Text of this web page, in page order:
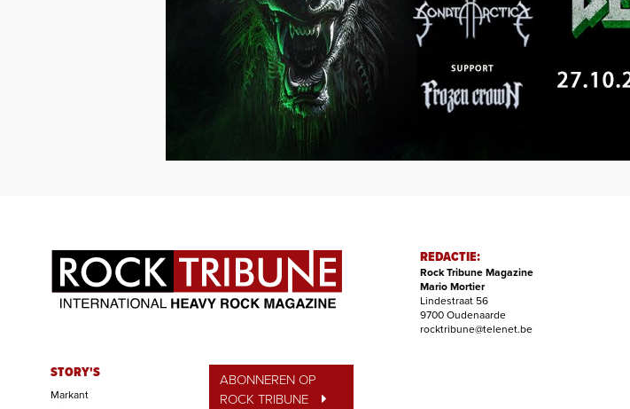
STORY'S
Markant
ABONNEREN OP
ROCK TRIBUNE
REDACTIE:
Rock Tribune Magazine
Mario Mortier
Lindestraat 56
9700 Oudenaarde
rocktribune@telenet.be